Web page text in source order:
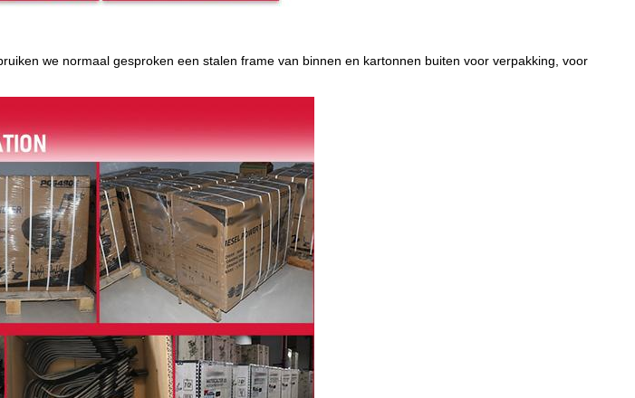
we normaal gesproken een stalen frame van binnen en kartonnen buiten voor verpakking, voor